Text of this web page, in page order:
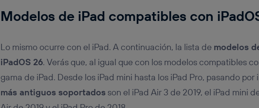
Modelos de iPad compatibles con
Lo mismo ocurre con el iPad. A continuación, la lista de modelos
iPadOS 26. Verás que, al igual que con los modelos compatibles
gama de iPad. Desde los iPad mini hasta los iPad Pro, pasando por
más antiguos soportadosson el iPad Air 3 de 2019, el iPad mini